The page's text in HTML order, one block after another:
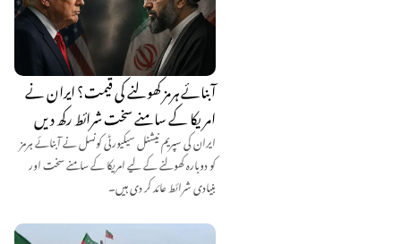
آبنائے ہرمز کھولنے کی قیمت؟ ایران نے
امریکا کے سامنے سخت شرائط رکھ دیں
ایران کی سپریم نیشنل سیکیورٹی کونسل نے آبنائے ہرمز
کو دوبارہ کھولنے کے لیے امریکا کے سامنے سخت اور
بنیادی شرائط عائد کر دی ہیں۔